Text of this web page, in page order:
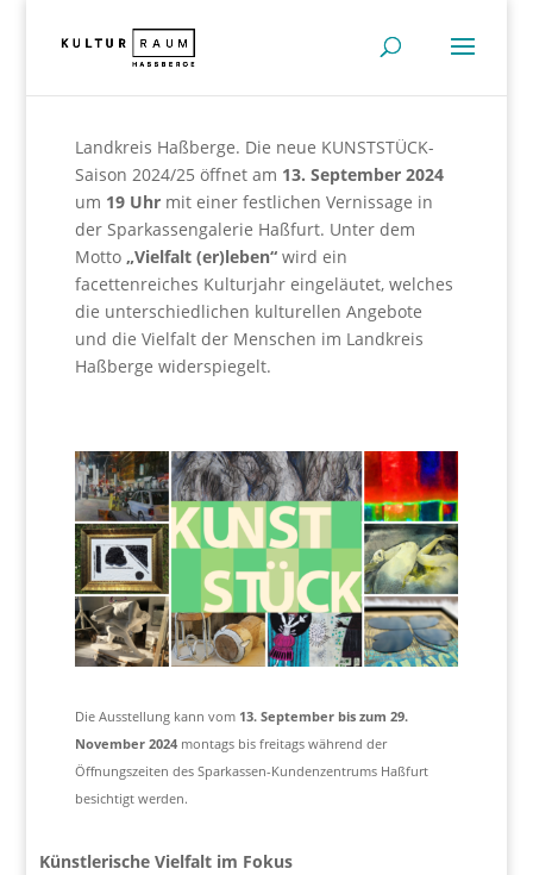
Landkreis Haßberge. Die neue KUNSTSTÜCK-
Saison 2024/25 öffnet am 13. September 2024
um 19 Uhrmit einer festlichen Vernissage in
der Sparkassengalerie Haßfurt. Unter dem
Motto „Vielfalt (er)leben“wird ein
facettenreiches Kulturjahr eingeläutet, welches
die unterschiedlichen kulturellen Angebote
und die Vielfalt der Menschen im Landkreis
Haßberge widerspiegelt.
Die Ausstellung kann vom 13. September bis zum 29.
November 2024montags bis freitags während der
Öffnungszeiten des Sparkassen-Kundenzentrums Haßfurt
besichtigt werden.
Künstlerische Vielfalt im Fokus